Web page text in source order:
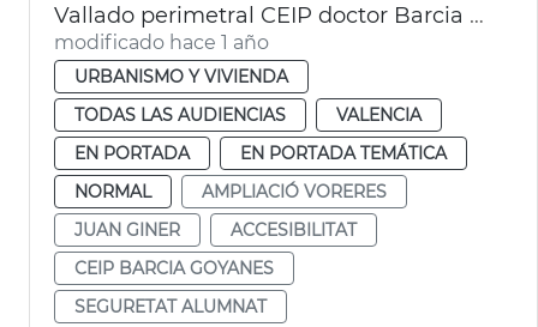
Vallado perimetral CEIP doctor Barcia Goyanes
modificado hace 1 año
URBANISMO Y VIVIENDA
TODAS LAS AUDIENCIAS
VALENCIA
EN PORTADA
EN PORTADA TEMÁTICA
NORMAL
AMPLIACIÓ VORERES
JUAN GINER
ACCESIBILITAT
CEIP BARCIA GOYANES
SEGURETAT ALUMNAT